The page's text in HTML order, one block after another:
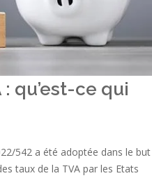
qu’est-ce qui
542 a été adoptée dans le but
taux de la TVA par les Etats